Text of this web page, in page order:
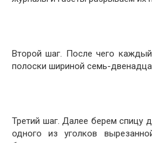
Второй шаг. После чего
полоски шириной семь-
Третий шаг. Далее берем спицу
одного из уголков